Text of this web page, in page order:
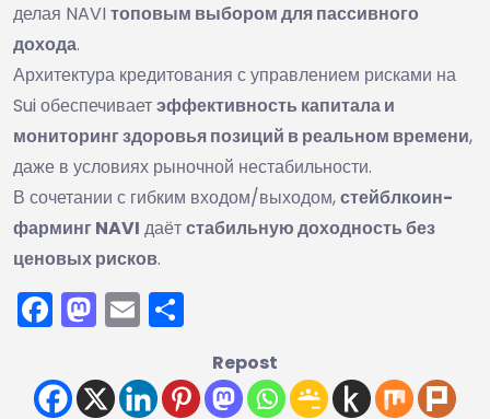
делая NAVI топовым выбором для пассивного
дохода.
Архитектура кредитования с управлением рисками на
Sui обеспечиваетэффективность капитала и
мониторинг здоровья позиций в реальном времени,
даже в условиях рыночной нестабильности.
В сочетании с гибким входом/выходом,стейблкоин-
фарминг NAVI даётстабильную доходность без
ценовых рисков.
Facebook
Mastodon
Email
Repost